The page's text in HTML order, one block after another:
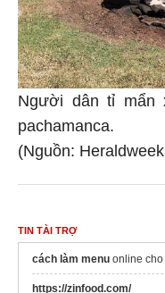
Người dân tỉ mẩn
pachamanca.
(Nguồn:
TIN TÀI TRỢ
cách làm menu online
https://zinfood.com/